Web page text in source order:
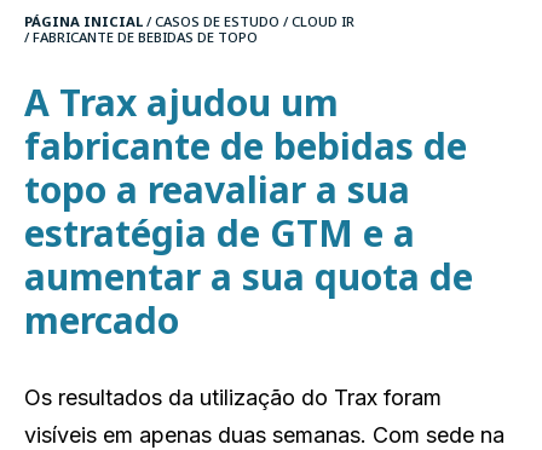
PÁGINA INICIAL / CASOS DE ESTUDO / CLOUD IR
/ FABRICANTE DE BEBIDAS DE TOPO
A Trax ajudou um
fabricante de bebidas de
topo a reavaliar a sua
estratégia de GTM e a
aumentar a sua quota de
mercado
Os resultados da utilização do Trax foram
visíveis em apenas duas semanas. Com sede na